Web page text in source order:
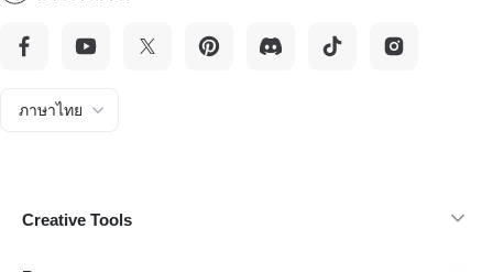
ภาษาไทย
Creative Tools